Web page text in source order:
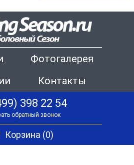
Фотогалерея
Контакты
398 22 54
обратный звонок
Корзина (0)